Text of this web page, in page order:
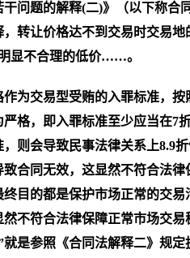
干问题的解释(二)》（以下称合
转让价格达不到交易时交易
显不合理的低价……。
为交易型受贿的入罪标准，
格，即入罪标准至少应当在7
则会导致民事法律关系上8.9
合同无效，这显然不符合法
目的都是保护市场正常的交
不符合法律保障正常市场交
是参照《合同法解释二》规